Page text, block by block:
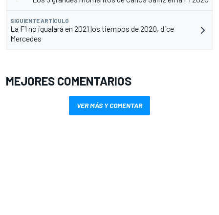
SIGUIENTE ARTÍCULO
La F1 no igualará en 2021 los tiempos de 2020, dice
Mercedes
MEJORES COMENTARIOS
VER MÁS Y COMENTAR